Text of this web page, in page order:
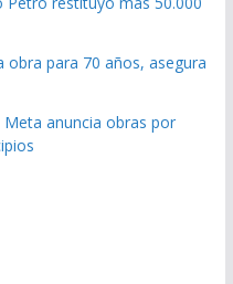
obra para 70 años, asegura
anuncia obras por